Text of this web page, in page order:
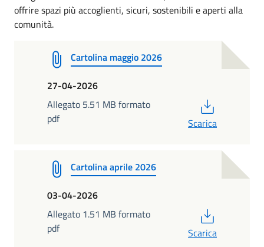
offrire spazi più accoglienti, sicuri, sostenibili e aperti alla
comunità.
Cartolina maggio 2026
27-04-2026
Allegato 5.51 MB formato
pdf
Scarica
Cartolina aprile 2026
03-04-2026
Allegato 1.51 MB formato
pdf
Scarica